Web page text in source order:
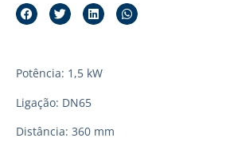
Potência: 1,5 kW
Ligação: DN65
Distância: 360 mm